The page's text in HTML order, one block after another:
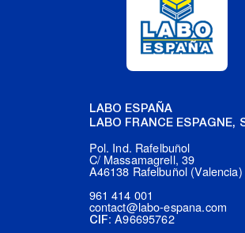
LABO ESPAÑA
LABO FRANCE ESPAGNE,
Pol. Ind. Rafelbuñol
C/ Massamagrell, 39
A46138 Rafelbuñol (Valencia)
961 414 001
contact@labo-espana.com
CIF: A96695762